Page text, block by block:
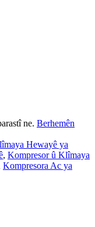
ne. Berhemên
Hewayê ya
, Kompresor û Klîmaya
Kompresora Ac ya